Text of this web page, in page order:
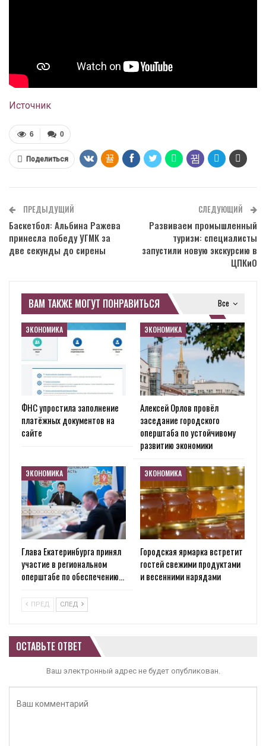
Источник
0
6
Поделиться
ПРЕДЫДУЩИЙ
Баскетбол: Альбина Ражева
принесла победу УГМК за
две секунды до сирены
СЛЕДУЮЩИЙ
Развиваем промышленный
туризм: специалисты
запустили новую экскурсию в
ЦПКиО
Все
ВАМ ТАКЖЕ МОГУТ ПОНРАВИТЬСЯ
ЭКОНОМИКА
ФНС упростила заполнение
платёжных документов на
сайте
ЭКОНОМИКА
Алексей Орлов провёл
заседание городского
оперштаба по устойчивому
развитию экономики
ЭКОНОМИКА
Глава Екатеринбурга принял
участие в региональном
оперштабе по обеспечению…
ЭКОНОМИКА
Городская ярмарка встретит
гостей свежими продуктами
и весенними нарядами
ПРЕД СЛЕД
ОСТАВЬТЕ ОТВЕТ
Ваш электронный адрес не будет опубликован.